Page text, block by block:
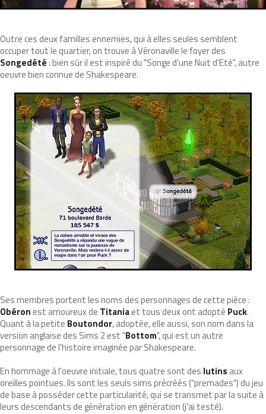
Outre ces deux familles ennemies, qui à elles seules semblent
occuper tout le quartier, on trouve à Véronaville le foyer des
Songedété: bien sûr il est inspiré du "Songe d'une Nuit d'Eté", autre
oeuvre bien connue de Shakespeare.
Ses membres portent les noms des personnages de cette pièce :
Obéronest amoureux de Titaniaet tous deux ont adopté Puck.
Quant à la petite Boutondor, adoptée, elle aussi, son nom dans la
version anglaise des Sims 2 est "Bottom", qui est un autre
personnage de l'histoire imaginée par Shakespeare.
En hommage à l'oeuvre initiale, tous quatre sont des lutins aux
oreilles pointues. Ils sont les seuls sims précréés ("premades") du jeu
de base à posséder cette particularité, qui se transmet par la suite à
leurs descendants de génération en génération (j'ai testé).